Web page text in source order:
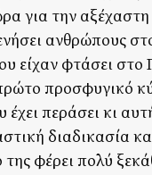
για την
ανθρώπους
είχαν φτάσει στο
προσφυγικό
περάσει κι
διαδικασία
φέρει πολύ